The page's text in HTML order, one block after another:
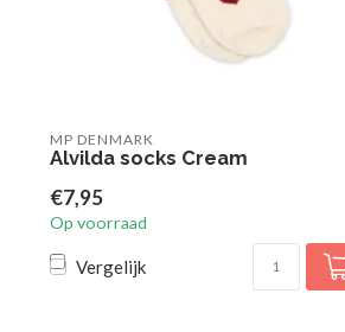
MP DENMARK
Alvilda socks Cream
€7,95
Op voorraad
Vergelijk